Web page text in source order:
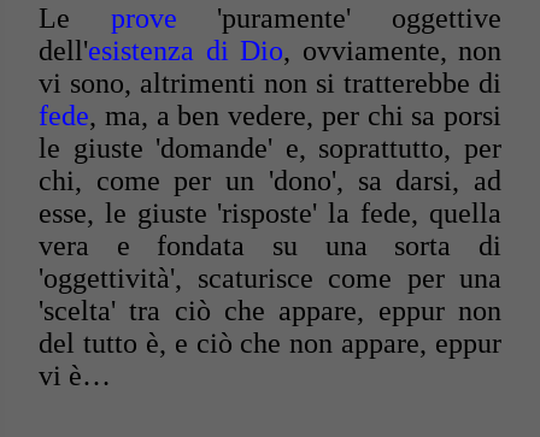
Le prove 'puramente' oggettive
dell'esistenza di Dio, ovviamente, non
vi sono, altrimenti non si tratterebbe di
fede, ma, a ben vedere, per chi sa porsi
le giuste 'domande' e, soprattutto, per
chi, come per un 'dono', sa darsi, ad
esse, le giuste 'risposte' la fede, quella
vera e fondata su una sorta di
'oggettività', scaturisce come per una
'scelta' tra ciò che appare, eppur non
del tutto è, e ciò che non appare, eppur
vi è…